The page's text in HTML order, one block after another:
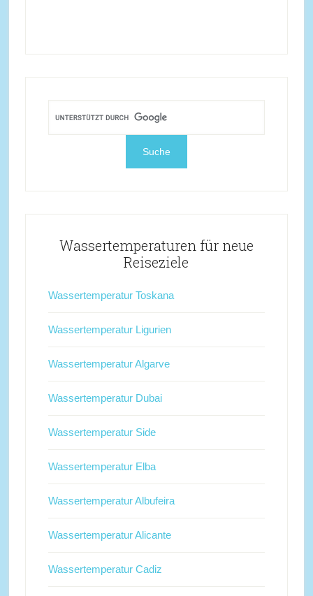
Wassertemperaturen für neue
Reiseziele
Wassertemperatur Toskana
Wassertemperatur Ligurien
Wassertemperatur Algarve
Wassertemperatur Dubai
Wassertemperatur Side
Wassertemperatur Elba
Wassertemperatur Albufeira
Wassertemperatur Alicante
Wassertemperatur Cadiz